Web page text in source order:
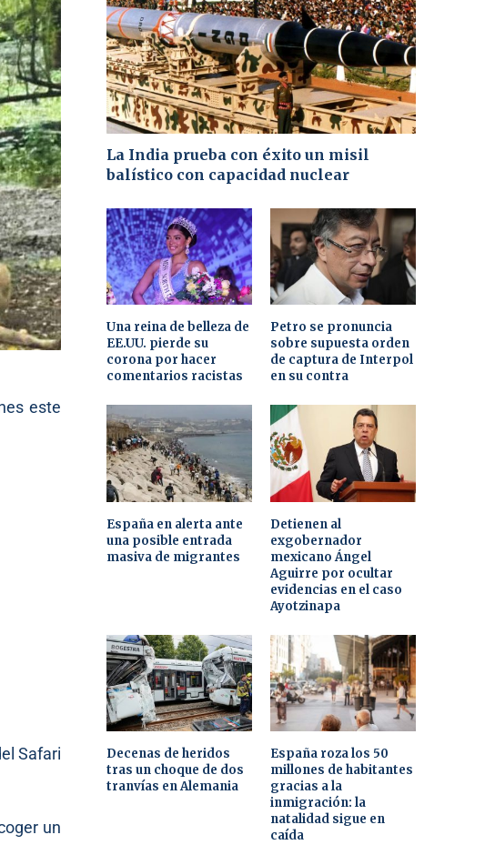
este
Safari
un
La India prueba con éxito un misil
balístico con capacidad nuclear
Una reina de belleza de
EE.UU. pierde su
corona por hacer
comentarios racistas
Petro se pronuncia
sobre supuesta orden
de captura de Interpol
en su contra
España en alerta ante
una posible entrada
masiva de migrantes
Detienen al
exgobernador
mexicano Ángel
Aguirre por ocultar
evidencias en el caso
Ayotzinapa
Decenas de heridos
tras un choque de dos
tranvías en Alemania
España roza los 50
millones de habitantes
gracias a la
inmigración: la
natalidad sigue en
caída